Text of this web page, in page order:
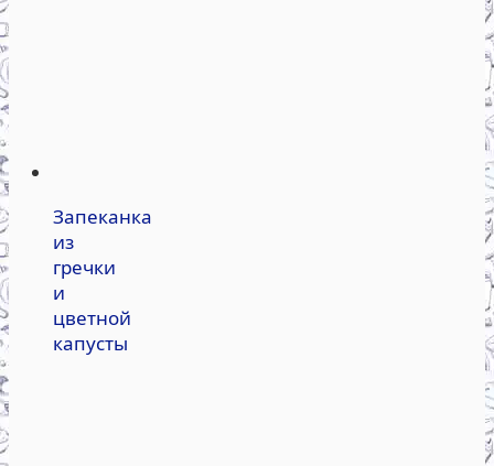
Запеканка
из
гречки
и
цветной
капусты